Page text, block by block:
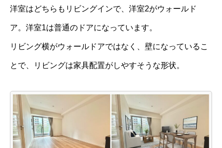
洋室はどちらもリビングインで、洋室2がウォールド
ア。洋室1は普通のドアになっています。
リビング横がウォールドアではなく、壁になっているこ
とで、リビングは家具配置がしやすそうな形状。